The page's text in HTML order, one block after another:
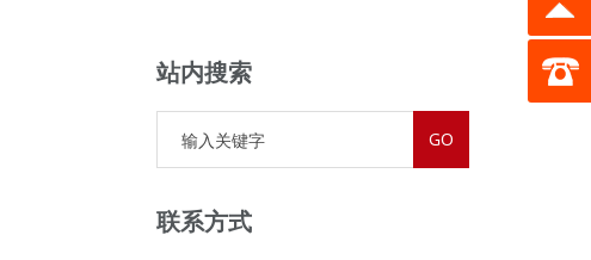
站内搜索
联系方式